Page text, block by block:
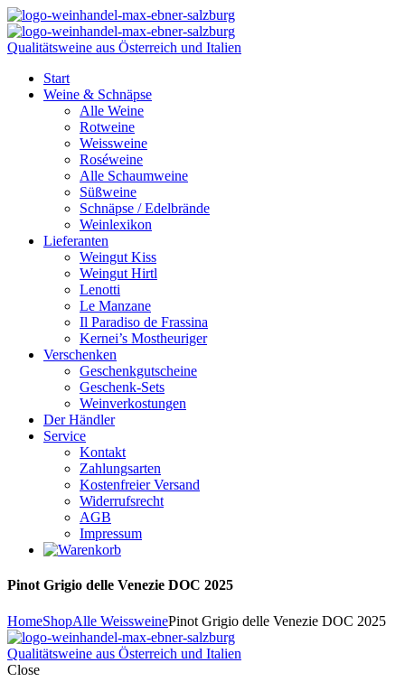
Qualitätsweine aus Österreich und Italien
Start
Weine & Schnäpse
Alle Weine
Rotweine
Weissweine
Roséweine
Alle Schaumweine
Süßweine
Schnäpse / Edelbrände
Weinlexikon
Lieferanten
Weingut Kiss
Weingut Hirtl
Lenotti
Le Manzane
Il Paradiso de Frassina
Kernei’s Mostheuriger
Verschenken
Geschenkgutscheine
Geschenk-Sets
Weinverkostungen
Der Händler
Service
Kontakt
Zahlungsarten
Kostenfreier Versand
Widerrufsrecht
AGB
Impressum
Pinot Grigio delle Venezie DOC 2025
HomeShopAlle WeissweinePinot Grigio delle Venezie DOC 2025
Qualitätsweine aus Österreich und Italien
Close